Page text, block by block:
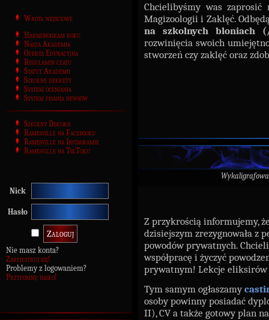
Wrota wejściowe
Harmonogram roku
Nasza Akademia
Oferta Edukacyjna
Regulamin czatu
Statut Akademii
Szkolne dekrety
System oceniania
System pisania newsów
Szkolny Discord
Ramesville na Facebooku
Ramesville na Instagramie
Ramesville na TikToku
Nick
Hasło
Nie masz konta?
Zarejestruj się!
Problemy z logowaniem?
Przypomnij hasło!
Chcielibyśmy was
Magizoologii i Zaklęć.
na szkolnych bloniach
rozwinięcia swoich
stworzeń czy zaklęć oraz
Z przykrością informujemy,
dzisiejszym zrezygnowała z
powodów prywatnych.
współpracę i życzyć
prywatnym! Lekcje eliksirów
Tym samym ogłaszamy
osoby powinny posiadać
II), CV a także gotowy plan